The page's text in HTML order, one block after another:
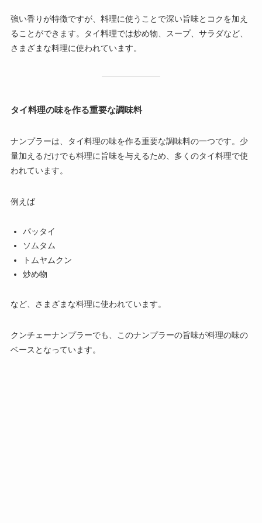
強い香りが特徴ですが、料理に使うことで深い旨味とコクを加え
ることができます。タイ料理では炒め物、スープ、サラダなど、
さまざまな料理に使われています。
タイ料理の味を作る重要な調味料
ナンプラーは、タイ料理の味を作る重要な調味料の一つです。少
量加えるだけでも料理に旨味を与えるため、多くのタイ料理で使
われています。
例えば
パッタイ
ソムタム
トムヤムクン
炒め物
など、さまざまな料理に使われています。
クンチェーナンプラーでも、このナンプラーの旨味が料理の味の
ベースとなっています。